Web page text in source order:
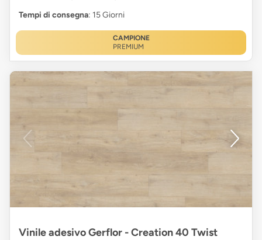
Tempi di consegna: 15 Giorni
CAMPIONE
PREMIUM
Vinile adesivo Gerflor - Creation 40 Twist